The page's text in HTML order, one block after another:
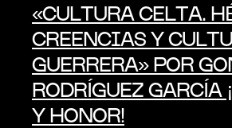
«CULTURA CELTA.
CREENCIAS Y
GUERRERA» POR
RODRÍGUEZ GARCÍA
Y HONOR!